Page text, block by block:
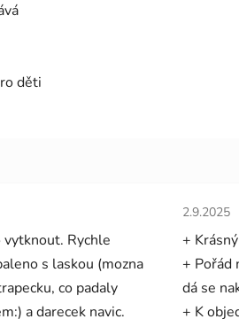
děti
je 5 z 5 hvězdiček.
vytknout. Rychle
s laskou (mozna
co padaly
a darecek navic.
2.9.2025
+
+ Pořád
dá se
+ K